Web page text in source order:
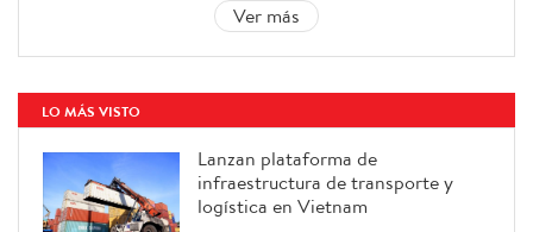
Ver más
LO MÁS VISTO
Lanzan plataforma de
infraestructura de transporte y
logística en Vietnam